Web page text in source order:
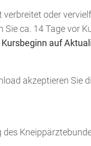
oder
ca. 14 Tage vor
auf
akzeptieren Sie